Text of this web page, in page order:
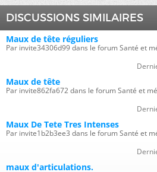
DISCUSSIONS SIMILAIRES
Maux de tête réguliers
Par invite34306d99 dans le forum Santé et
Maux de tête
Par invite862fa672 dans le forum Santé et
Maux De Tete Tres Intenses
Par invite1b2b3ee3 dans le forum Santé et
maux d'articulations.